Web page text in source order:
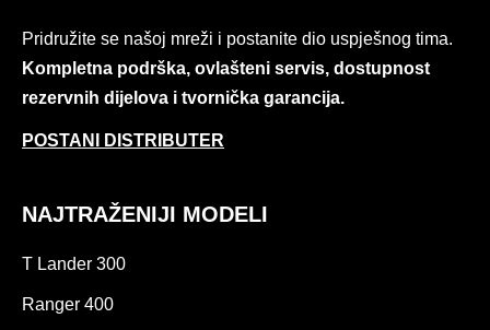
Pridružite se našoj mreži i postanite dio uspješnog tima.
Kompletna podrška, ovlašteni servis, dostupnost
rezervnih dijelova i tvornička garancija.
POSTANI DISTRIBUTER
NAJTRAŽENIJI MODELI
T Lander 300
Ranger 400